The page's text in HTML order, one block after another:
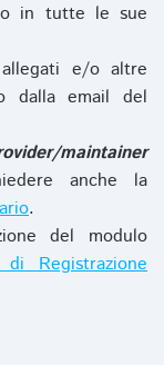
in tutte le sue
e/o altre
dalla email del
maintainer
anche la
.
del modulo
di Registrazione